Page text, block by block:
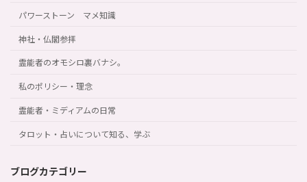
パワーストーン マメ知識
神社・仏閣参拝
霊能者のオモシロ裏バナシ。
私のポリシー・理念
霊能者・ミディアムの日常
タロット・占いについて知る、学ぶ
ブログカテゴリー